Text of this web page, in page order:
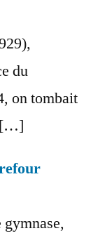
du
on tombait